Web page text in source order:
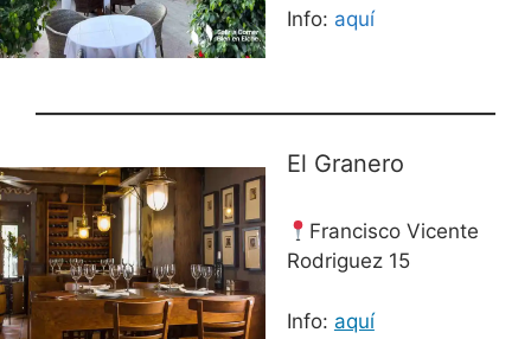
Info: aquí
El Granero
Francisco Vicente
Rodriguez 15
Info: aquí